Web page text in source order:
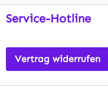
Service-Hotline
Vertrag widerrufen